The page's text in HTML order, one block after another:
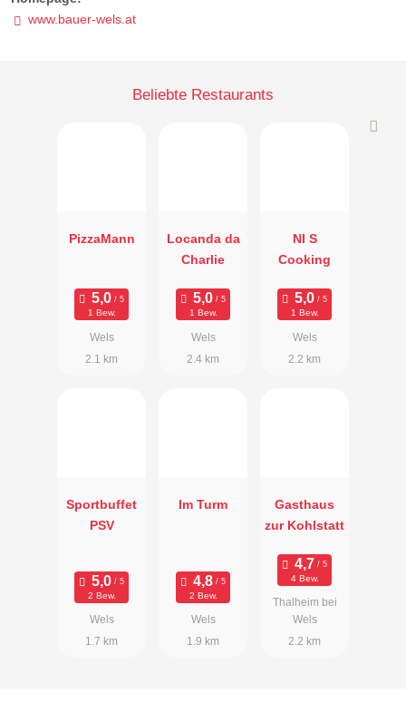
www.bauer-wels.at
Beliebte Restaurants
PizzaMann
1 Bew.
Wels
2.1 km
Locanda da
Charlie
1 Bew.
Wels
2.4 km
NI S
Cooking
1 Bew.
Wels
2.2 km
Sportbuffet
PSV
2 Bew.
Wels
1.7 km
Im Turm
2 Bew.
Wels
1.9 km
Gasthaus
zur Kohlstatt
4 Bew.
Thalheim bei
Wels
2.2 km